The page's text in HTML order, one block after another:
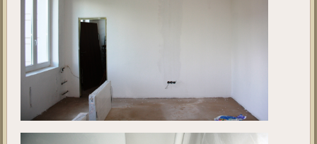
Kivitelezés 5.
Ebben a galériában a projekt jelenlegi állását tekinthetik meg. A fotók
2019. június 04 - én készültek.